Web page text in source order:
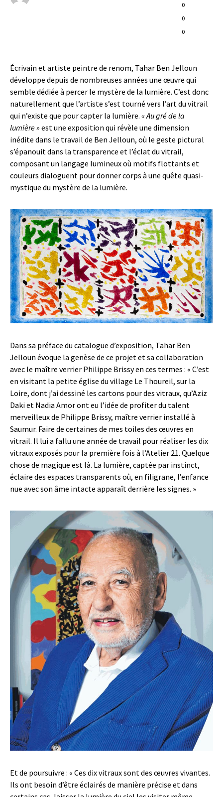
0
0
0
Écrivain et artiste peintre de renom, Tahar Ben Jelloun
développe depuis de nombreuses années une œuvre qui
semble dédiée à percer le mystère de la lumière. C’est donc
naturellement que l’artiste s’est tourné vers l’art du vitrail
qui n’existe que pour capter la lumière. « Au gré de la
lumière » est une exposition qui révèle une dimension
inédite dans le travail de Ben Jelloun, où le geste pictural
s’épanouit dans la transparence et l’éclat du vitrail,
composant un langage lumineux où motifs flottants et
couleurs dialoguent pour donner corps à une quête quasi-
mystique du mystère de la lumière.
Dans sa préface du catalogue d’exposition, Tahar Ben
Jelloun évoque la genèse de ce projet et sa collaboration
avec le maître verrier Philippe Brissy en ces termes : « C’est
en visitant la petite église du village Le Thoureil, sur la
Loire, dont j’ai dessiné les cartons pour des vitraux, qu’Aziz
Daki et Nadia Amor ont eu l’idée de profiter du talent
merveilleux de Philippe Brissy, maître verrier installé à
Saumur. Faire de certaines de mes toiles des œuvres en
vitrail. Il lui a fallu une année de travail pour réaliser les dix
vitraux exposés pour la première fois à l’Atelier 21. Quelque
chose de magique est là. La lumière, captée par instinct,
éclaire des espaces transparents où, en filigrane, l’enfance
nue avec son âme intacte apparaît derrière les signes. »
Et de poursuivre : « Ces dix vitraux sont des œuvres vivantes.
Ils ont besoin d’être éclairés de manière précise et dans